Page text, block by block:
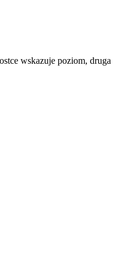
wskazuje poziom, druga